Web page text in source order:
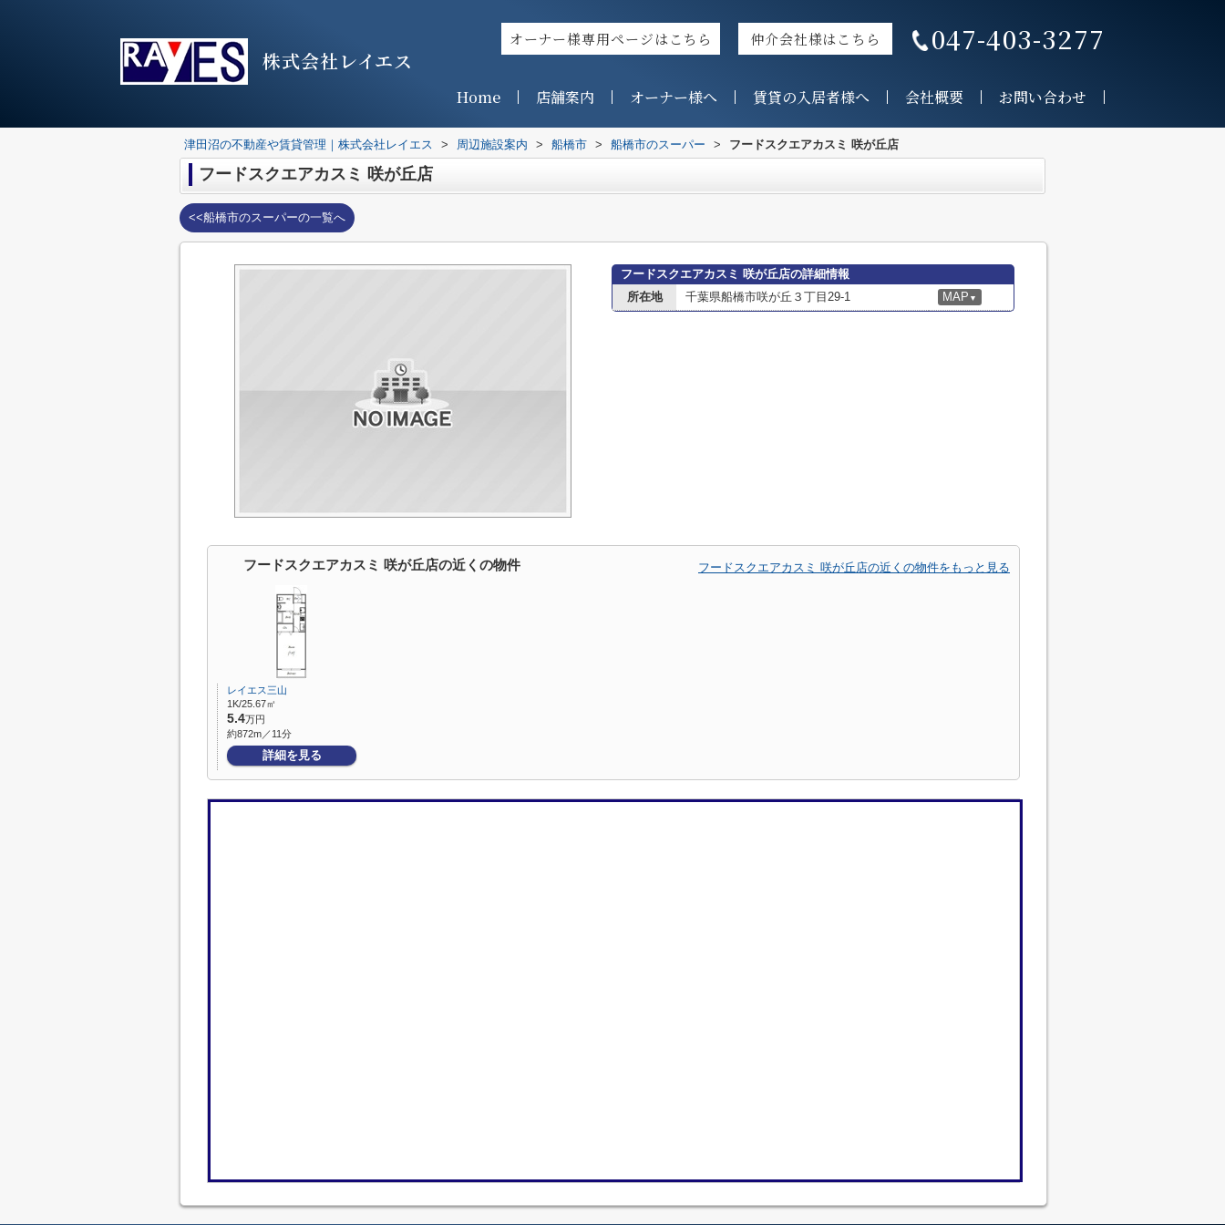
株式会社レイエス
オーナー様専用ページはこちら 仲介会社様はこちら 047-403-3277
Home 店舗案内 オーナー様へ 賃貸の入居者様へ 会社概要 お問い合わせ
津田沼の不動産や賃貸管理｜株式会社レイエス > 周辺施設案内 > 船橋市 > 船橋市のスーパー > フードスクエアカスミ 咲が丘店
フードスクエアカスミ 咲が丘店
<<船橋市のスーパーの一覧へ
フードスクエアカスミ 咲が丘店の詳細情報
所在地
千葉県船橋市咲が丘３丁目29-1 MAP ▼
フードスクエアカスミ 咲が丘店の近くの物件 フードスクエアカスミ 咲が丘店の近くの物件をもっと見る
レイエス三山
1K/25.67㎡
5.4万円
約872m／11分
詳細を見る